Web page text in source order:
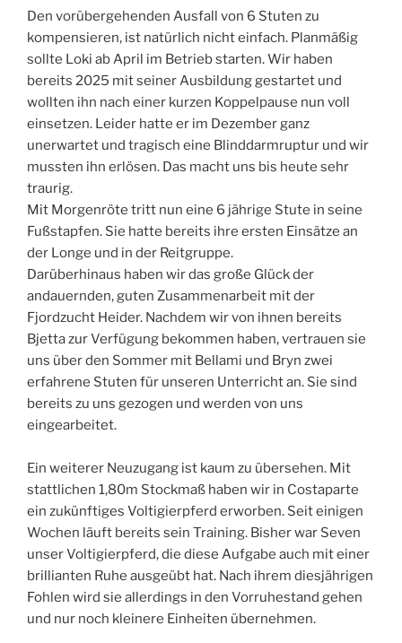
Den vorübergehenden Ausfall von 6 Stuten zu
kompensieren, ist natürlich nicht einfach. Planmäßig
sollte Loki ab April im Betrieb starten. Wir haben
bereits 2025 mit seiner Ausbildung gestartet und
wollten ihn nach einer kurzen Koppelpause nun voll
einsetzen. Leider hatte er im Dezember ganz
unerwartet und tragisch eine Blinddarmruptur und wir
mussten ihn erlösen. Das macht uns bis heute sehr
traurig.
Mit Morgenröte tritt nun eine 6 jährige Stute in seine
Fußstapfen. Sie hatte bereits ihre ersten Einsätze an
der Longe und in der Reitgruppe.
Darüberhinaus haben wir das große Glück der
andauernden, guten Zusammenarbeit mit der
Fjordzucht Heider. Nachdem wir von ihnen bereits
Bjetta zur Verfügung bekommen haben, vertrauen sie
uns über den Sommer mit Bellami und Bryn zwei
erfahrene Stuten für unseren Unterricht an. Sie sind
bereits zu uns gezogen und werden von uns
eingearbeitet.
Ein weiterer Neuzugang ist kaum zu übersehen. Mit
stattlichen 1,80m Stockmaß haben wir in Costaparte
ein zukünftiges Voltigierpferd erworben. Seit einigen
Wochen läuft bereits sein Training. Bisher war Seven
unser Voltigierpferd, die diese Aufgabe auch mit einer
brillianten Ruhe ausgeübt hat. Nach ihrem diesjährigen
Fohlen wird sie allerdings in den Vorruhestand gehen
und nur noch kleinere Einheiten übernehmen.